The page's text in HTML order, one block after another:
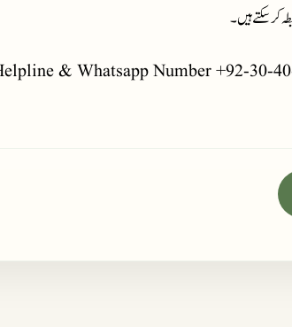
کر سکتے ہیں۔
& Whatsapp Number +92-30-